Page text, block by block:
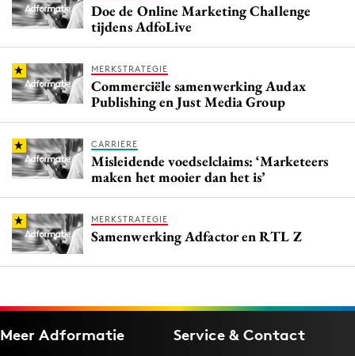
Doe de Online Marketing Challenge
tijdens AdfoLive
MERKSTRATEGIE
Commerciële samenwerking Audax
Publishing en Just Media Group
CARRIERE
Misleidende voedselclaims: ‘Marketeers
maken het mooier dan het is’
MERKSTRATEGIE
Samenwerking Adfactor en RTL Z
Meer Adformatie Service & Contact